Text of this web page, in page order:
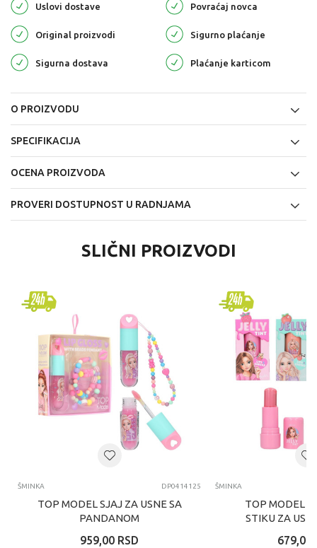
Uslovi dostave Povraćaj novca
Original proizvodi Sigurno plaćanje
Sigurna dostava Plaćanje karticom
O PROIZVODU
SPECIFIKACIJA
OCENA PROIZVODA
PROVERI DOSTUPNOST U RADNJAMA
SLIČNI PROIZVODI
ŠMINKA DP0414125
TOP MODEL SJAJ ZA USNE SA
PANDANOM
959,00 RSD
ŠMINKA
TOP MODEL
STIKU ZA
679,00